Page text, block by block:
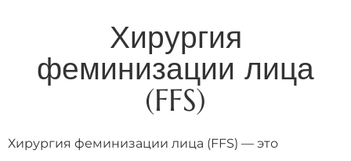
Хирургия
феминизации лица
(FFS)
Хирургия феминизации лица (FFS) — это